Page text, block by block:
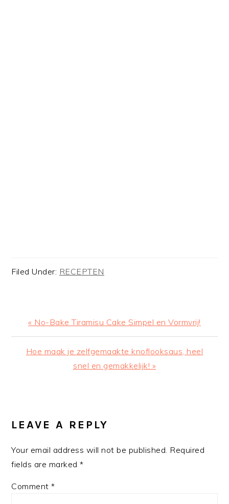
Filed Under: RECEPTEN
Previous
Post:
« No-Bake Tiramisu Cake Simpel en Vormvrij!
Next
Hoe maak je zelfgemaakte knoflooksaus, heel
snel en gemakkelijk! »
INTERACTIONS
LEAVE A REPLY
Your email address will not be published. Required
fields are marked*
Comment*